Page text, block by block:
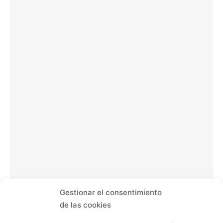
Gestionar el consentimiento
de las cookies